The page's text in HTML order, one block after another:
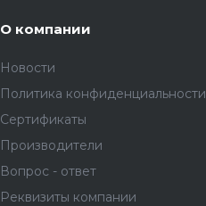
О компании
Новости
Политика конфиденциальности
Сертификаты
Производители
Вопрос - ответ
Реквизиты компании